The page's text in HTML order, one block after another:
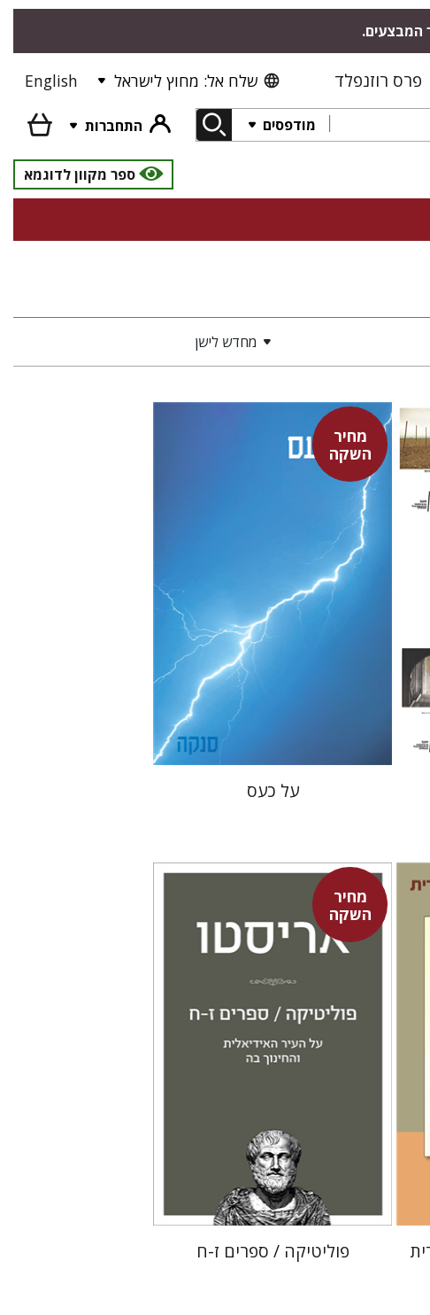
המבצעים.
פרס רוזנפלד שלח אל: מחוץ לישראל English
מודפסים
התחברות
ספר מקוון לדוגמא
מחדש לישן
מחיר
השקה
סנקה
דבורה גילולה
דבורה גילולה
מחיר השקה
על כעס
מחיר
השקהאריסטו
עמית ברץ
מחיר השקה
$31
$22
פוליטיקה / ספרים ז-ח